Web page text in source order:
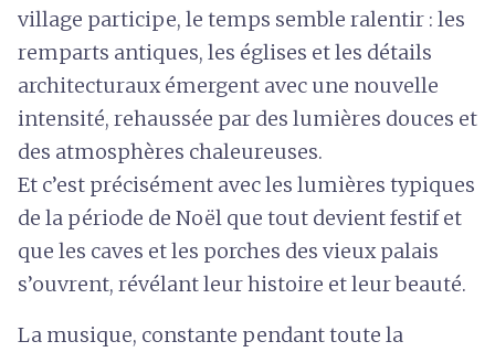
village participe, le temps semble ralentir : les
remparts antiques, les églises et les détails
architecturaux émergent avec une nouvelle
intensité, rehaussée par des lumières douces et
des atmosphères chaleureuses.
Et c’est précisément avec les lumières typiques
de la période de Noël que tout devient festif et
que les caves et les porches des vieux palais
s’ouvrent, révélant leur histoire et leur beauté.
La musique, constante pendant toute la